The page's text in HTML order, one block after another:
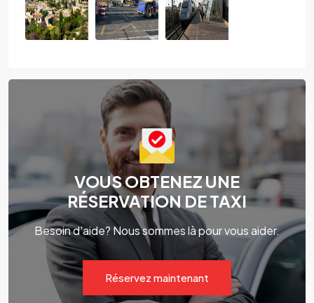
VOUS OBTENEZ UNE
RÉSERVATION DE TAXI
Besoin d'aide? Nous sommes là pour vous aider.
Réservez maintenant